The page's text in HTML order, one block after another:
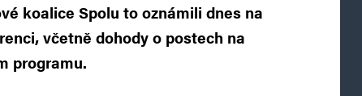
koalice Spolu to oznámili dnes na
včetně dohody o postech na
programu.